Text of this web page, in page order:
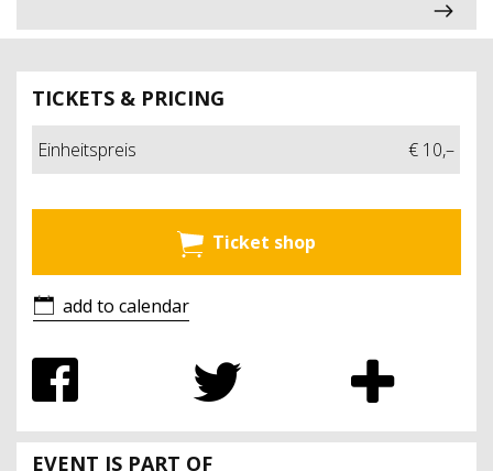
TICKETS & PRICING
Einheitspreis € 10,–
Ticket shop
add to calendar
EVENT IS PART OF